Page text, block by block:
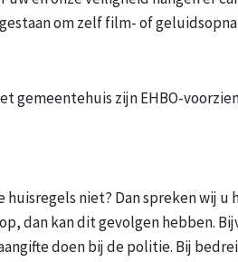
om zelf film- of
gemeentehuis zijn EHBO-
huisregels niet? Dan spreken wij u
dan kan dit gevolgen hebben.
doen bij de politie. Bij